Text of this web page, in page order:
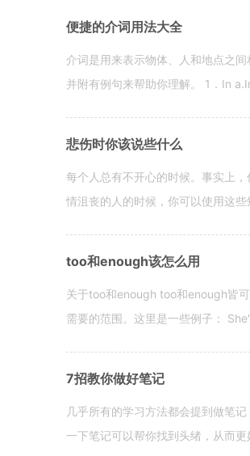
便捷的介词用法大全
介词是用来表示物体、人和地点之
并附有例句来帮助你理解。 1．In
悲伤时你该说些什么
每个人总有不开心的时候。事实上
情沮丧的人的时候，你可以使用这
too和enough该怎么用
关于too和enough too和enough皆
需要的范围。这里是一些例子：
7招教你做好笔记
几乎所有的学习方法都会提到做笔
一下笔记可以帮你找到头绪，从而更